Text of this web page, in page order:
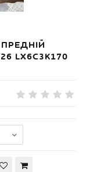
LX6C3K170